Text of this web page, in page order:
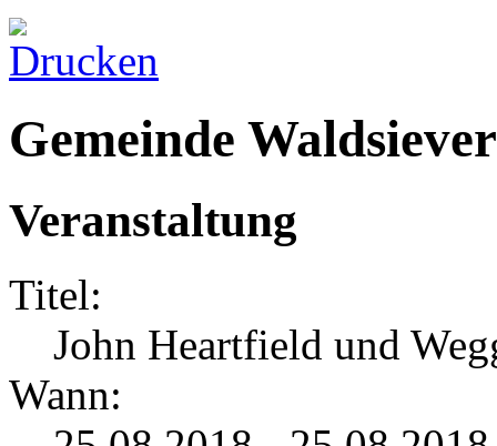
Gemeinde
Veranstaltung
Titel:
John Heartfield und
Wann: